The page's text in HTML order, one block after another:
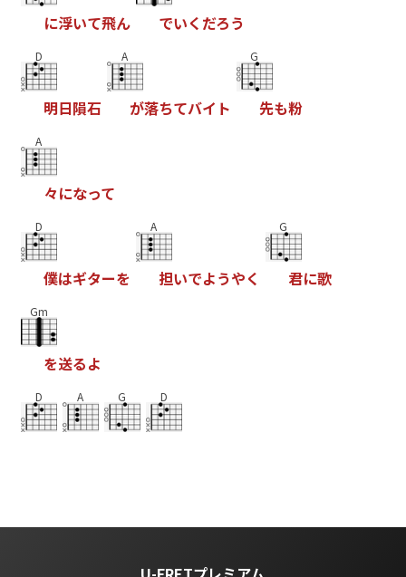
に浮いて飛ん でいく だろう
D
明日隕石
A
が落ちてバイ ト
G
先も粉
A
々になって
D
僕はギターを
A
担いでようやく
G
君に歌
Gm
を送るよ
D A G D